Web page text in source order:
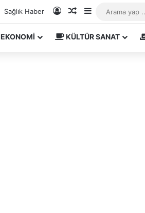
Sağlık Haber Kayıt OlRastgele Makale
Kenar Bölmesi
EKONOMİ KÜLTÜR SANAT